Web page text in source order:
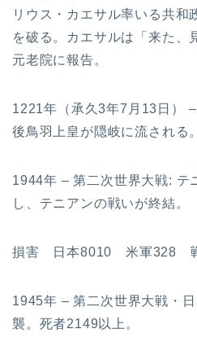
リウス・カエサル率いる共和
を破る。カエサルは「来た、
元老院に報告。
1221年（承久3年7月13日）
後鳥羽上皇が隠岐に流される。
1944年 – 第二次世界大戦: テ
し、テニアンの戦いが終結。
損害 日本8010 米軍328
1945年 – 第二次世界大戦・
襲。死者2149以上。